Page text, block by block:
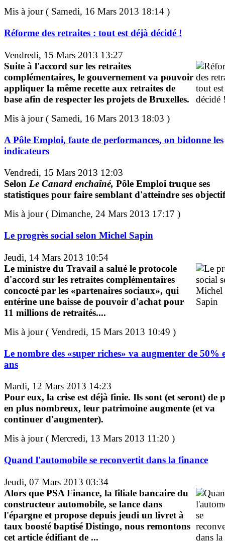
Mis à jour ( Samedi, 16 Mars 2013 18:14 )
Réforme des retraites : tout est déjà décidé !
Vendredi, 15 Mars 2013 13:27
Suite à l'accord sur les retraites
complémentaires, le gouvernement va pouvoir
appliquer la même recette aux retraites de
base afin de respecter les projets de Bruxelles.
Mis à jour ( Samedi, 16 Mars 2013 18:03 )
A Pôle Emploi, faute de performances, on bidonne les
indicateurs
Vendredi, 15 Mars 2013 12:03
Selon Le Canard enchaîné, Pôle Emploi truque ses
statistiques pour faire semblant d'atteindre ses
Mis à jour ( Dimanche, 24 Mars 2013 17:17 )
Le progrès social selon Michel Sapin
Jeudi, 14 Mars 2013 10:54
Le ministre du Travail a salué le protocole
d'accord sur les retraites complémentaires
concocté par les «partenaires sociaux», qui
entérine une baisse de pouvoir d'achat pour
11 millions de retraités....
Mis à jour ( Vendredi, 15 Mars 2013 10:49 )
Le nombre des «super riches» va augmenter de 50%
ans
Mardi, 12 Mars 2013 14:23
Pour eux, la crise est déjà finie. Ils sont (et seront) de
en plus nombreux, leur patrimoine augmente (et va
continuer d'augmenter).
Mis à jour ( Mercredi, 13 Mars 2013 11:20 )
Quand l'automobile se reconvertit dans la finance
Jeudi, 07 Mars 2013 03:34
Alors que PSA Finance, la filiale bancaire du
constructeur automobile, se lance dans
l'épargne et propose depuis jeudi un livret à
taux boosté baptisé Distingo, nous remontons
cet article édifiant de ...